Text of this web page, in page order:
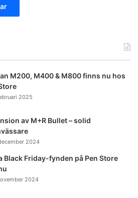
M200, M400 & M800 finns nu hos
2025
av M+R Bullet – solid
2024
Black Friday-fynden på Pen Store
2024